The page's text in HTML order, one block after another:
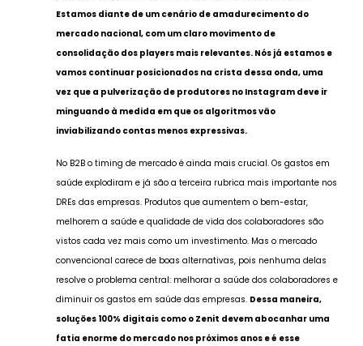
Estamos diante de um cenário de amadurecimento do
mercado nacional, com um claro movimento de
consolidação dos players mais relevantes. Nós já estamos e
vamos continuar posicionados na crista dessa onda, uma
vez que a pulverização de produtores no Instagram deve ir
minguando à medida em que os algoritmos vão
inviabilizando contas menos expressivas.
No B2B o timing de mercado é ainda mais crucial. Os gastos em
saúde explodiram e já são a terceira rubrica mais importante nos
DREs das empresas. Produtos que aumentem o bem-estar,
melhorem a saúde e qualidade de vida dos colaboradores são
vistos cada vez mais como um investimento. Mas o mercado
convencional carece de boas alternativas, pois nenhuma delas
resolve o problema central: melhorar a saúde dos colaboradores e
diminuir os gastos em saúde das empresas. Dessa maneira,
soluções 100% digitais como o Zenit devem abocanhar uma
fatia enorme do mercado nos próximos anos e é esse